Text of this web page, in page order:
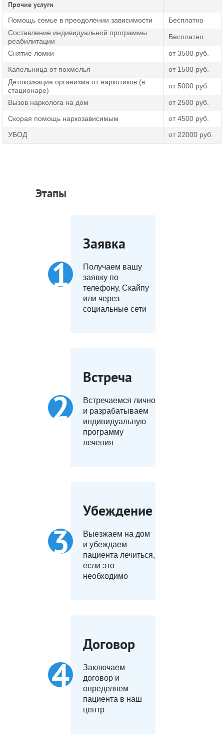
Прочие услуги
Помощь семье в преодолении зависимости
Бесплатно
Составление индивидуальной программы
реабилитации
Бесплатно
Снятие ломки
от 3500 руб.
Капельница от похмелья
от 1500 руб.
Детоксикация организма от наркотиков (в
стационаре)
от 5000 руб.
Вызов нарколога на дом
от 2500 руб.
Скорая помощь наркозависимым
от 4500 руб.
УБОД
от 22000 руб.
Этапы
Заявка
Получаем вашу
заявку по
телефону, Скайпу
или через
социальные сети
Встреча
Встречаемся лично
и разрабатываем
индивидуальную
программу
лечения
Убеждение
Выезжаем на дом
и убеждаем
пациента лечиться,
если это
необходимо
Договор
Заключаем
договор и
определяем
пациента в наш
центр